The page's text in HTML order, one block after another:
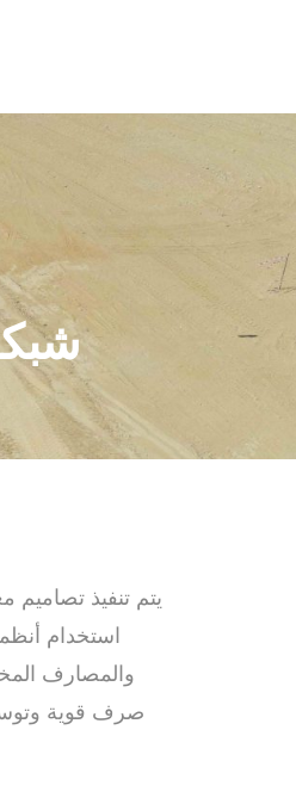
يتم تنفيذ تصاميم
استخدام
والمصارف
صرف قوية